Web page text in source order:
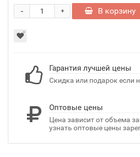
+
- В корзину
Гарантия лучшей цены
Скидка или подарок если
Оптовые цены
Цена зависит от объема
узнать оптовые цены